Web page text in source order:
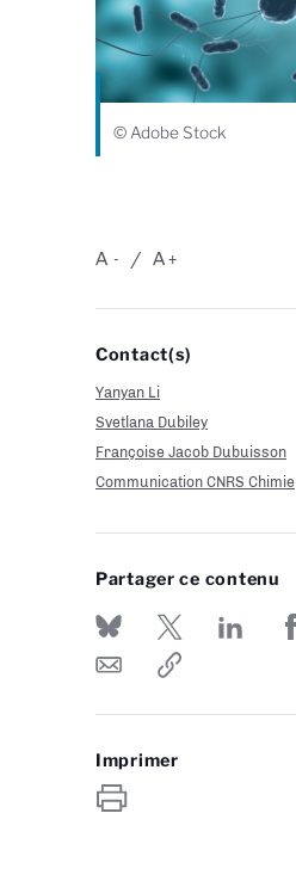
© Adobe Stock
-
A +
A
Contact(s)
Yanyan Li
Svetlana Dubiley
Françoise Jacob Dubuisson
Communication CNRS Chimie
Partager ce contenu
Imprimer